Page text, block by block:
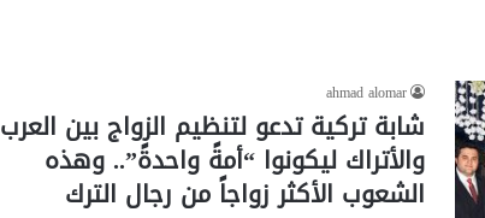
ahmad alomar
شابة تركية تدعو لتنظيم الزواج بين العرب
والأتراك ليكونوا “أمةً واحدةً”.. وهذه
الشعوب الأكثر زواجاً من رجال الترك